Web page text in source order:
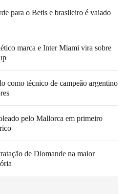
para o Betis e brasileiro é vaiado
marca e Inter Miami vira sobre
como técnico de campeão argentino
pelo Mallorca em primeiro
de Diomande na maior